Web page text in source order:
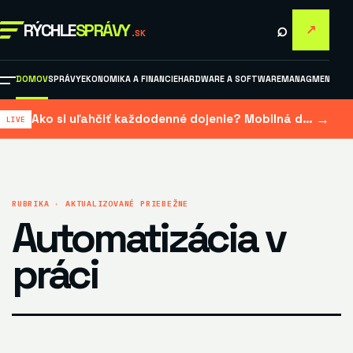
RÝCHLESPRÁVY .SK ⌕ ↗
DOMOVSPRÁVYEKONOMIKA A FINANCIEHARDWARE A SOFTWAREMANAGMENT A
Ako si uľahčiť každodenné dojenie? Mobilná dojačka šetrí čas aj námahu →
RUBRIKA · AKTUALIZOVANÉ PRIEBEŽNE
Automatizácia v
práci